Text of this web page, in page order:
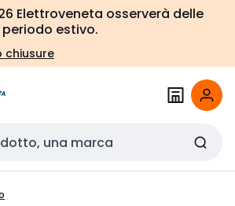
Elettroveneta osserverà delle
estivo.
chiusure